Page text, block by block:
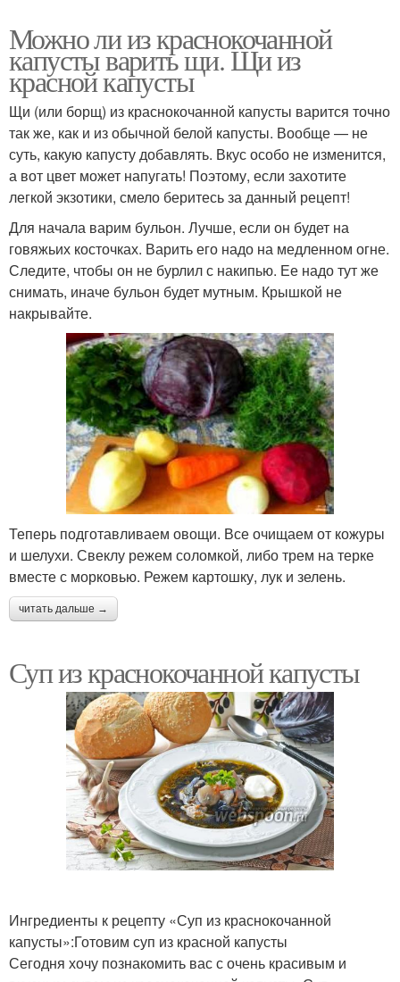
Можно ли из краснокочанной
капусты варить щи. Щи из
красной капусты
Щи (или борщ) из краснокочанной капусты варится точно
так же, как и из обычной белой капусты. Вообще — не
суть, какую капусту добавлять. Вкус особо не изменится,
а вот цвет может напугать! Поэтому, если захотите
легкой экзотики, смело беритесь за данный рецепт!
Для начала варим бульон. Лучше, если он будет на
говяжьих косточках. Варить его надо на медленном огне.
Следите, чтобы он не бурлил с накипью. Ее надо тут же
снимать, иначе бульон будет мутным. Крышкой не
накрывайте.
Теперь подготавливаем овощи. Все очищаем от кожуры
и шелухи. Свеклу режем соломкой, либо трем на терке
вместе с морковью. Режем картошку, лук и зелень.
читать дальше →
Суп из краснокочанной капусты
Ингредиенты к рецепту «Суп из краснокочанной
капусты»:Готовим суп из красной капусты
Сегодня хочу познакомить вас с очень красивым и